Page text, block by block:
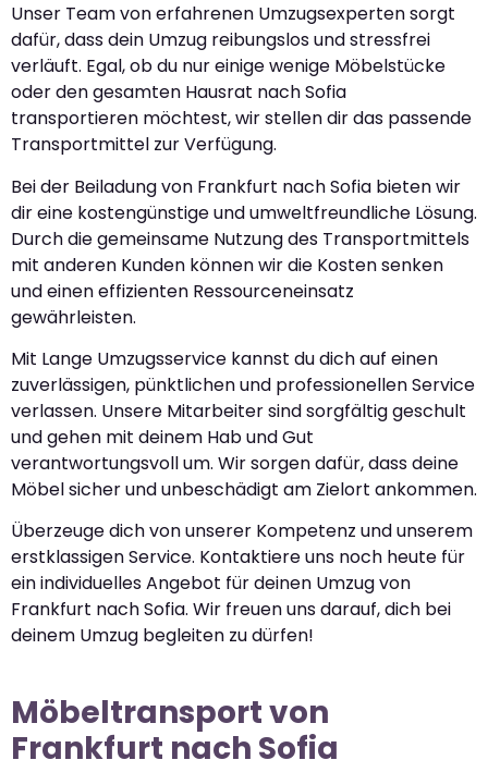
Unser Team von erfahrenen Umzugsexperten sorgt
dafür, dass dein Umzug reibungslos und stressfrei
verläuft. Egal, ob du nur einige wenige Möbelstücke
oder den gesamten Hausrat nach Sofia
transportieren möchtest, wir stellen dir das passende
Transportmittel zur Verfügung.
Bei der Beiladung von Frankfurt nach Sofia bieten wir
dir eine kostengünstige und umweltfreundliche Lösung.
Durch die gemeinsame Nutzung des Transportmittels
mit anderen Kunden können wir die Kosten senken
und einen effizienten Ressourceneinsatz
gewährleisten.
Mit Lange Umzugsservice kannst du dich auf einen
zuverlässigen, pünktlichen und professionellen Service
verlassen. Unsere Mitarbeiter sind sorgfältig geschult
und gehen mit deinem Hab und Gut
verantwortungsvoll um. Wir sorgen dafür, dass deine
Möbel sicher und unbeschädigt am Zielort ankommen.
Überzeuge dich von unserer Kompetenz und unserem
erstklassigen Service. Kontaktiere uns noch heute für
ein individuelles Angebot für deinen Umzug von
Frankfurt nach Sofia. Wir freuen uns darauf, dich bei
deinem Umzug begleiten zu dürfen!
Möbeltransport von
Frankfurt nach Sofia